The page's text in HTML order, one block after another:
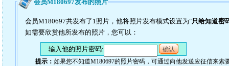
会员M180697发布的照片
会员M180697共发布了1照片，他将照片发布模式设置为"只给知道密
如需要欣赏他所发布的照片，您可以：
输入他的照片密码:
确认
提示： 如果您不知道M180697的照片密码，可通过向他发送应征信来索